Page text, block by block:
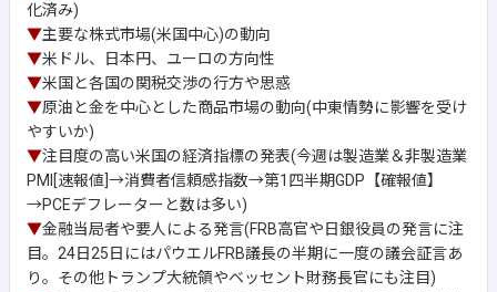
化済み)
▼主要な株式市場(米国中心)の動向
▼米ドル、日本円、ユーロの方向性
▼米国と各国の関税交渉の行方や思惑
▼原油と金を中心とした商品市場の動向(中東情勢に影響を受け
やすいか)
▼注目度の高い米国の経済指標の発表(今週は製造業＆非製造業
PMI[速報値]→消費者信頼感指数→第1四半期GDP【確報値】
→PCEデフレーターと数は多い)
▼金融当局者や要人による発言(FRB高官や日銀役員の発言に注
目。24日25日にはパウエルFRB議長の半期に一度の議会証言あ
り。その他トランプ大統領やベッセント財務長官にも注目)